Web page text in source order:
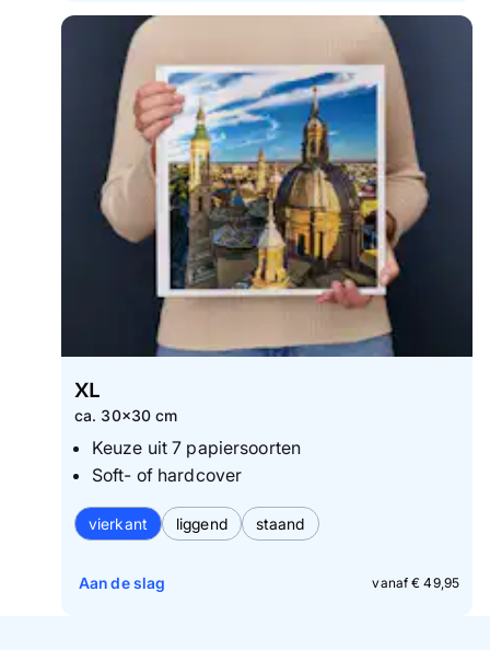
XL
ca. 30x30 cm
Keuze uit 7 papiersoorten
Soft- of hardcover
vierkant liggend staand
vanaf € 49,95
Aan de slag